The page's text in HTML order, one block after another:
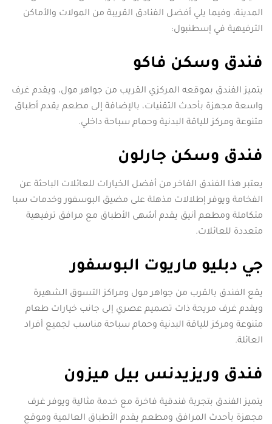
المدينة، وفيما يلي أفضل الفنادق القريبة من المولات والأماكن
الترفيهية في إسطنبول:
فندق وسكن فاكو
يتميز الفندق بموقعه المركزي القريب من جواهر مول، ويقدم غرف
واسعة مجهزة بأحدث التقنيات، بالإضافة إلى مطعم يقدم أطباق
متنوعة ومركز للياقة البدنية وحمام سباحة داخلي.
فندق وسكن جارلون
يعتبر هذا الفندق الفاخر من أفضل الخيارات للعائلات الباحثة عن
الفخامة ويوفر إطلالات مذهلة على مضيق البوسفور وخدمات سبا
متكاملة ومطعم أنيق يقدم أشهى الأطباق مع مرافق ترفيهية
متعددة للعائلات.
جي دبليو ماريوت البوسفور
يقع الفندق بالقرب من جواهر مول ومراكز التسوق الشهيرة
ويقدم غرف مريحة ذات تصميم عصري إلى جانب خيارات طعام
متنوعة ومركز للياقة البدنية وحمام سباحة مناسب لجميع أفراد
العائلة.
فندق وريزيدنس بيل ميزون
يتميز الفندق بتجربة فندقية فاخرة مع خدمة مثالية ويوفر غرف
مجهزة بأحدث المرافق ومطعم يقدم الأطباق العالمية وموقع